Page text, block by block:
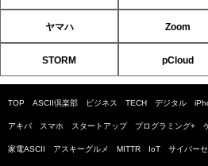
ヤマハ Zoom
STORM pCloud
TOP ASCII倶楽部 ビジネス TECH デジタル
アキバ スマホ スタートアップ プログラミング+
家電ASCII アスキーグルメ MITTR IoT サイバー